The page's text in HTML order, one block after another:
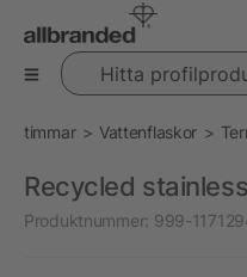
Hitta profilprodukter
timmar Vattenflaskor
Recycled
Produktnummer: 999-